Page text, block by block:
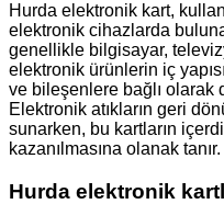
Hurda elektronik kart,
elektronik cihazlarda
genellikle bilgisayar,
elektronik ürünlerin iç
ve bileşenlere bağlı olarak
Elektronik atıkların geri
sunarken, bu kartların
kazanılmasına olanak tanır.
Hurda elektronik